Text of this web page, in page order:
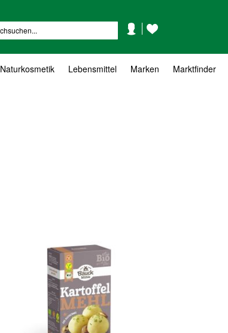
KontoWunschzettel
Naturkosmetik Lebensmittel Marken Marktfinder